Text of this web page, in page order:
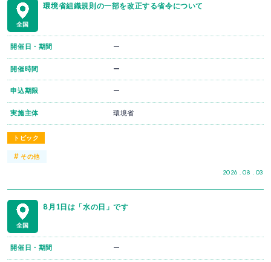
全国
環境省組織規則の一部を改正する省令について
トピック
2026 . 08 . 03
開催日・期間 ー
開催時間 ー
申込期限 ー
実施主体 環境省
#その他
全国
8月1日は「水の日」です
開催日・期間 ー